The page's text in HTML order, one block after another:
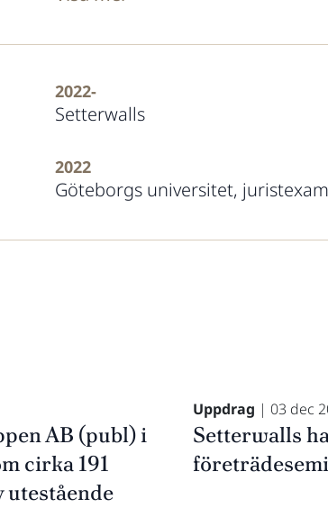
2022-
Setterwalls
2022
Göteborgs universitet,
AB (publ) i
cirka 191
Uppdrag | 03 dec
Setterwalls